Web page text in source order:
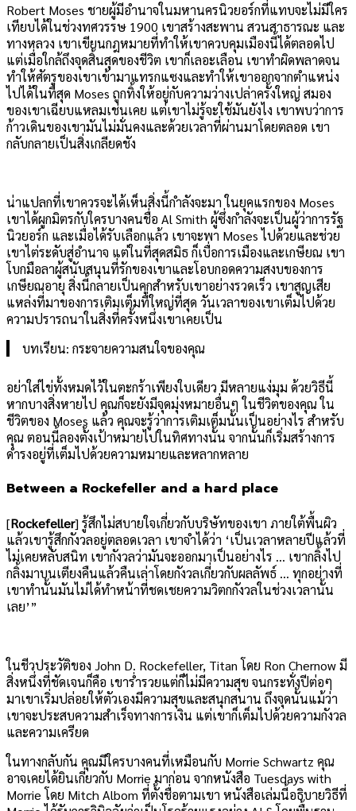
Robert Moses ชายผู้มีอำนาจในมหานครนิวยอร์กที่แทบจะไม่มีใคร
เทียบได้ในช่วงทศวรรษ 1900 เขาสร้างสะพาน สวนสาธารณะ และ
ทางหลวง เขาเขียนกฎหมายที่ทำให้เขาควบคุมเมืองนี้ได้ตลอดไป
แต่เมื่อใกล้ถึงจุดสิ้นสุดของชีวิต เขาก็เลอะเลือน เขาทำผิดพลาดจน
ทำให้ศัตรูของเขาเข้ามาแทรกแซงและทำให้เขาออกจากตำแหน่ง
ไปได้ในที่สุด Moses ถูกทิ้งให้อยู่กับความว่างเปล่าครั้งใหญ่ สมอง
ของเขาเฉียบแหลมเช่นเคย แต่เขาไม่รู้จะใช้มันยังไง เขาพบว่าการ
ก้าวเดินของเขามันไม่มั่นคงและด้วยเวลาที่ผ่านมาโดยตลอด เขา
กลับกลายเป็นสิ่งเกลียดชัง
น่าแปลกที่เขาควรจะได้เห็นสิ่งนี้กำลังจะมา ในยุคแรกของ Moses
เขาได้ผูกมิตรกับใครบางคนชื่อ Al Smith ผู้ซึ่งกำลังจะเป็นผู้ว่าการรัฐ
นิวยอร์ก และเมื่อได้รับเลือกแล้ว เขาจะพา Moses ไปด้วยและช่วย
เขาไต่ระดับสู่อำนาจ แต่ในที่สุดสมิธ ก็เบื่อการเมืองและเกษียณ เขา
โบกมือลาผู้สนับสนุนที่รักของเขาและโอบกอดความสงบของการ
เกษียณอายุ สิ่งนี้กลายเป็นคุกสำหรับเขาอย่างรวดเร็ว เขาสูญเสีย
แหล่งที่มาของการเติมเต็มที่ใหญ่ที่สุด วันเวลาของเขาเต็มไปด้วย
ความปรารถนาในสิ่งที่ครั้งหนึ่งเขาเคยเป็น
บทเรียน: กระจายความสนใจของคุณ
อย่าใส่ไข่ทั้งหมดไว้ในตะกร้าเพียงใบเดียว มีหลายแง่มุม ด้วยวิธีนี้
หากบางสิ่งหายไป คุณก็จะยังมีจุดมุ่งหมายอื่นๆ ในชีวิตของคุณ ใน
ชีวิตของ Moses แล้ว คุณจะรู้ว่าการเติมเต็มนั้นเป็นอย่างไร สำหรับ
คุณ ตอนนี้ลองตั้งเป้าหมายไปในทิศทางนั้น จากนั้นก็เริ่มสร้างการ
ดำรงอยู่ที่เต็มไปด้วยความหมายและหลากหลาย
Between a Rockefeller and a hard place
[Rockefeller] รู้สึกไม่สบายใจเกี่ยวกับบริษัทของเขา ภายใต้พื้นผิว
แล้วเขารู้สึกกังวลอยู่ตลอดเวลา เขาจำได้ว่า ‘เป็นเวลาหลายปีแล้วที่
ไม่เคยหลับสนิท เขากังวลว่ามันจะออกมาเป็นอย่างไร … เขากลิ้งไป
กลิ้งมาบนเตียงคืนแล้วคืนเล่าโดยกังวลเกี่ยวกับผลลัพธ์ … ทุกอย่างที่
เขาทำนั้นมันไม่ได้ทำหน้าที่ชดเชยความวิตกกังวลในช่วงเวลานั้น
เลย’”
ในชีวประวัติของ John D. Rockefeller, Titan โดย Ron Chernow มี
สิ่งหนึ่งที่ชัดเจนก็คือ เขาร่ำรวยแต่ก็ไม่มีความสุข จนกระทั่งปีต่อๆ
มาเขาเริ่มปล่อยให้ตัวเองมีความสุขและสนุกสนาน ถึงจุดนั้นแม้ว่า
เขาจะประสบความสำเร็จทางการเงิน แต่เขาก็เต็มไปด้วยความกังวล
และความเครียด
ในทางกลับกัน คุณมีใครบางคนที่เหมือนกับ Morrie Schwartz คุณ
อาจเคยได้ยินเกี่ยวกับ Morrie มาก่อน จากหนังสือ Tuesdays with
Morrie โดย Mitch Albom ที่ตั้งชื่อตามเขา หนังสือเล่มนี้อธิบายวิธีที่